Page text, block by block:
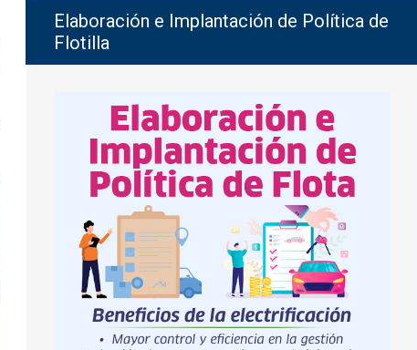
Elaboración e Implantación de Política de
Flotilla